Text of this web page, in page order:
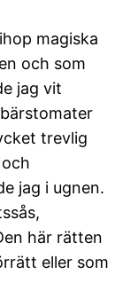
magiska
och som
jag vit
trevlig
jag i ugnen.
här rätten
eller som